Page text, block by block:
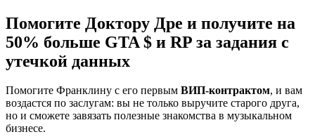
Помогите Доктору Дре и получите на
50% больше GTA $ и RP за задания с
утечкой данных
Помогите Франклину с его первым ВИП-контрактом, и вам
воздастся по заслугам: вы не только выручите старого друга,
но и сможете завязать полезные знакомства в музыкальном
бизнесе.